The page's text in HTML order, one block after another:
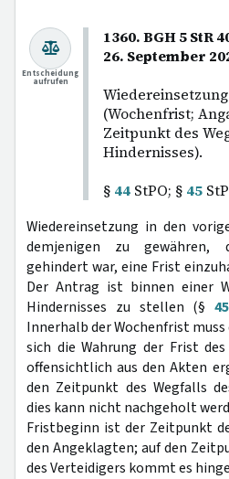
1360. BGH 5 StR
26. September
(Wochenfrist;
Zeitpunkt des
Hindernisses).
§ 44 StPO; § 45
Entscheidung
aufrufen
Wiedereinsetzung in den
demjenigen zu gewähren,
gehindert war, eine Frist
Der Antrag ist binnen einer
Hindernisses zu stellen (§45
Innerhalb der Wochenfrist
sich die Wahrung der Frist
offensichtlich aus den Akten
den Zeitpunkt des Wegfalls
dies kann nicht nachgeholt
Fristbeginn ist der Zeitpunkt
den Angeklagten; auf den
des Verteidigers kommt es